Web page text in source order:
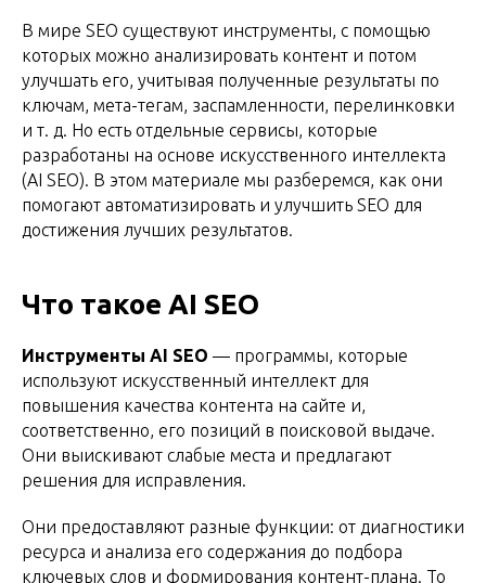
В мире SEO существуют инструменты, с помощью
которых можно анализировать контент и потом
улучшать его, учитывая полученные результаты по
ключам, мета-тегам, заспамленности, перелинковки
и т. д. Но есть отдельные сервисы, которые
разработаны на основе искусственного интеллекта
(AI SEO). В этом материале мы разберемся, как они
помогают автоматизировать и улучшить SEO для
достижения лучших результатов.
Что такое AI SEO
Инструменты AI SEO — программы, которые
используют искусственный интеллект для
повышения качества контента на сайте и,
соответственно, его позиций в поисковой выдаче.
Они выискивают слабые места и предлагают
решения для исправления.
Они предоставляют разные функции: от диагностики
ресурса и анализа его содержания до подбора
ключевых слов и формирования контент-плана. То